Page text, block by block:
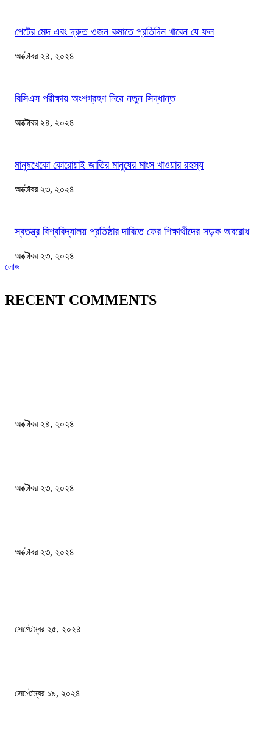
পেটের মেদ এবং দ্রুত ওজন কমাতে প্রতিদিন খাবেন যে ফল
অক্টোবর ২৪, ২০২৪
বিসিএস পরীক্ষায় অংশগ্রহণ নিয়ে নতুন সিদ্ধান্ত
অক্টোবর ২৪, ২০২৪
মানুষখেকো কোরোয়াই জাতির মানুষের মাংস খাওয়ার রহস্য
অক্টোবর ২৩, ২০২৪
স্বতন্ত্র বিশ্ববিদ্যালয় প্রতিষ্ঠার দাবিতে ফের শিক্ষার্থীদের সড়ক অবরোধ
অক্টোবর ২৩, ২০২৪
লোড
RECENT COMMENTS
অক্টোবর ২৪, ২০২৪
অক্টোবর ২৩, ২০২৪
অক্টোবর ২৩, ২০২৪
সেপ্টেম্বর ২৫, ২০২৪
সেপ্টেম্বর ১৯, ২০২৪